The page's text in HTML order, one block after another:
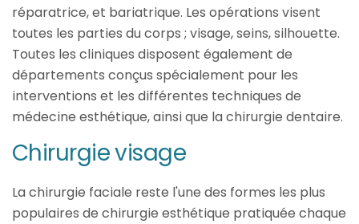
réparatrice, et bariatrique. Les opérations visent
toutes les parties du corps ; visage, seins, silhouette.
Toutes les cliniques disposent également de
départements conçus spécialement pour les
interventions et les différentes techniques de
médecine esthétique, ainsi que la chirurgie dentaire.
Chirurgie visage
La chirurgie faciale reste l'une des formes les plus
populaires de chirurgie esthétique pratiquée chaque